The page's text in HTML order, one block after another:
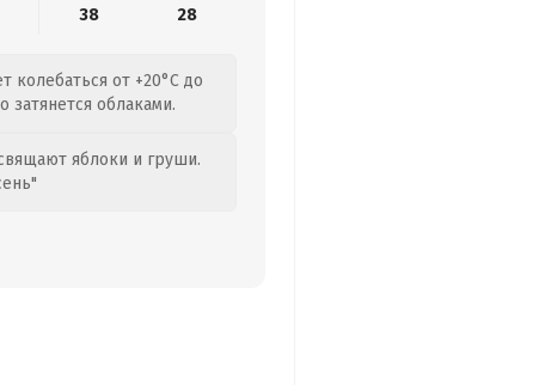
38 28
колебаться от +20°C до
затянется облаками.
яблоки и груши.